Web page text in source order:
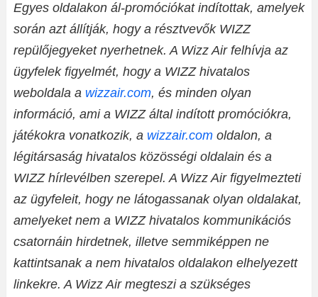
Egyes oldalakon ál-promóciókat indítottak, amelyek
során azt állítják, hogy a résztvevők WIZZ
repülőjegyeket nyerhetnek. A Wizz Air felhívja az
ügyfelek figyelmét, hogy a WIZZ hivatalos
weboldala a wizzair.com, és minden olyan
információ, ami a WIZZ által indított promóciókra,
játékokra vonatkozik, a wizzair.com oldalon, a
légitársaság hivatalos közösségi oldalain és a
WIZZ hírlevélben szerepel. A Wizz Air figyelmezteti
az ügyfeleit, hogy ne látogassanak olyan oldalakat,
amelyeket nem a WIZZ hivatalos kommunikációs
csatornáin hirdetnek, illetve semmiképpen ne
kattintsanak a nem hivatalos oldalakon elhelyezett
linkekre. A Wizz Air megteszi a szükséges